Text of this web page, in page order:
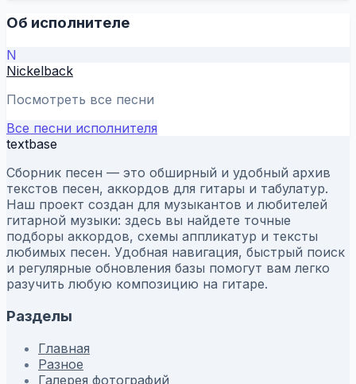
Об исполнителе
N
Nickelback
Посмотреть все песни
Все песни исполнителя
textbase
Сборник песен — это обширный и удобный архив
текстов песен, аккордов для гитары и табулатур.
Наш проект создан для музыкантов и любителей
гитарной музыки: здесь вы найдете точные
подборы аккордов, схемы аппликатур и тексты
любимых песен. Удобная навигация, быстрый поиск
и регулярные обновления базы помогут вам легко
разучить любую композицию на гитаре.
Разделы
Главная
Разное
Галерея фотографий